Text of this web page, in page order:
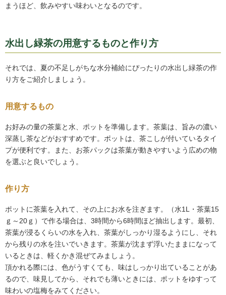
まうほど、飲みやすい味わいとなるのです。
水出し緑茶の用意するものと作り方
それでは、夏の不足しがちな水分補給にぴったりの水出し緑茶の作
り方をご紹介しましょう。
用意するもの
お好みの量の茶葉と水、ポットを準備します。茶葉は、旨みの濃い
深蒸し茶などがおすすめです。ポットは、茶こしが付いているタイ
プが便利です。また、お茶パックは茶葉が動きやすいよう広めの物
を選ぶと良いでしょう。
作り方
ポットに茶葉を入れて、その上にお水を注ぎます。（水1L・茶葉15
ｇ～20ｇ）で作る場合は、3時間から6時間ほど抽出します。最初、
茶葉が浸るくらいの水を入れ、茶葉がしっかり湿るようにし、それ
から残りの水を注いでいきます。茶葉が沈まず浮いたままになって
いるときは、軽くかき混ぜてみましょう。
頂かれる際には、色がうすくても、味はしっかり出ていることがあ
るので、味見してから、それでも薄いときには、ポットをゆすって
味わいの塩梅をみてください。